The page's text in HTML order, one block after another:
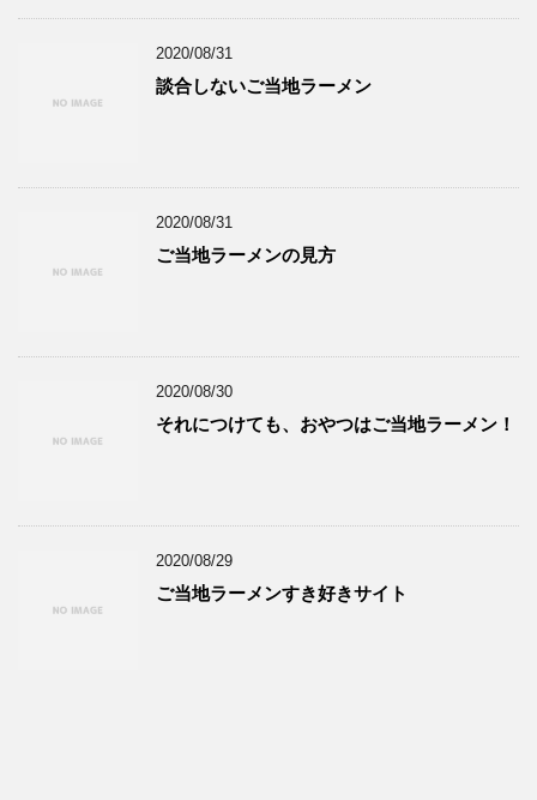
2020/08/31
談合しないご当地ラーメン
2020/08/31
ご当地ラーメンの見方
2020/08/30
それにつけても、おやつはご当地ラーメン！
2020/08/29
ご当地ラーメンすき好きサイト